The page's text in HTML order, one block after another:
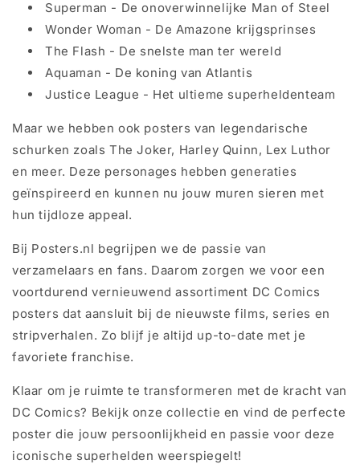
Superman - De onoverwinnelijke Man of Steel
Wonder Woman - De Amazone krijgsprinses
The Flash - De snelste man ter wereld
Aquaman - De koning van Atlantis
Justice League - Het ultieme superheldenteam
Maar we hebben ook posters van legendarische
schurken zoals The Joker, Harley Quinn, Lex Luthor
en meer. Deze personages hebben generaties
geïnspireerd en kunnen nu jouw muren sieren met
hun tijdloze appeal.
Bij Posters.nl begrijpen we de passie van
verzamelaars en fans. Daarom zorgen we voor een
voortdurend vernieuwend assortiment DC Comics
posters dat aansluit bij de nieuwste films, series en
stripverhalen. Zo blijf je altijd up-to-date met je
favoriete franchise.
Klaar om je ruimte te transformeren met de kracht van
DC Comics? Bekijk onze collectie en vind de perfecte
poster die jouw persoonlijkheid en passie voor deze
iconische superhelden weerspiegelt!